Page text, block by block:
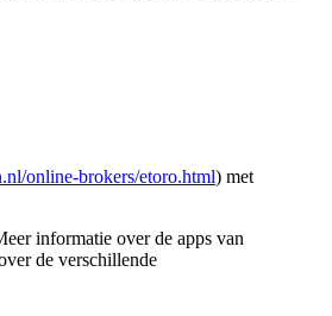
online-brokers/etoro.html) met
informatie over de apps van
de verschillende